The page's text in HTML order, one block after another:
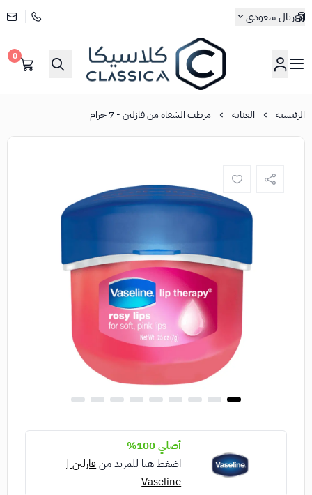
ريال سعودي
كلاسيكا
0
الرئيسية العناية مرطب الشفاه من فازلين - 7 جرام
أصلي 100%
اضغط هنا للمزيد من فازلين |
Vaseline